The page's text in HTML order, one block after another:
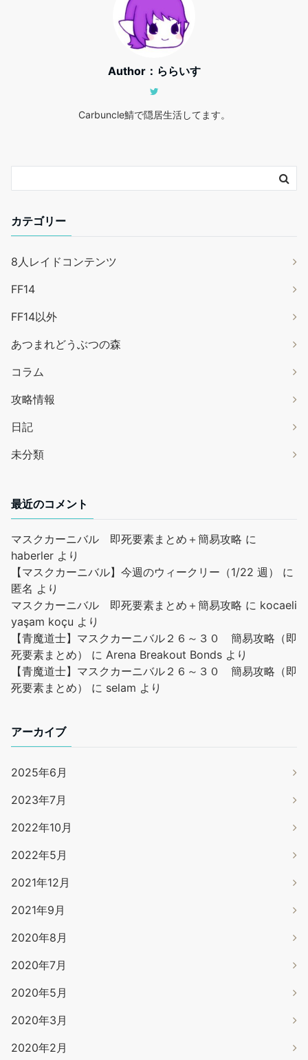
Author：ららいす
Carbuncle鯖で隠居生活してます。
カテゴリー
8人レイドコンテンツ
FF14
FF14以外
あつまれどうぶつの森
コラム
攻略情報
日記
未分類
最近のコメント
マスクカーニバル 即死要素まとめ＋簡易攻略 に
haberler より
【マスクカーニバル】今週のウィークリー（1/22 週）
に
匿名 より
マスクカーニバル 即死要素まとめ＋簡易攻略 に kocaeli
yaşam koçu より
【青魔道士】マスクカーニバル２６～３０ 簡易攻略（即
死要素まとめ）
に Arena Breakout Bonds より
【青魔道士】マスクカーニバル２６～３０ 簡易攻略（即
死要素まとめ）
に selam より
アーカイブ
2025年6月
2023年7月
2022年10月
2022年5月
2021年12月
2021年9月
2020年8月
2020年7月
2020年5月
2020年3月
2020年2月